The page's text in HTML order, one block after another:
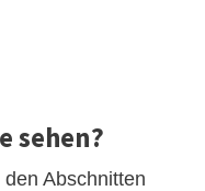
sehen?
Abschnitten